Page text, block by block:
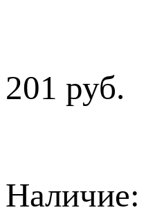
201 руб.
Наличие: